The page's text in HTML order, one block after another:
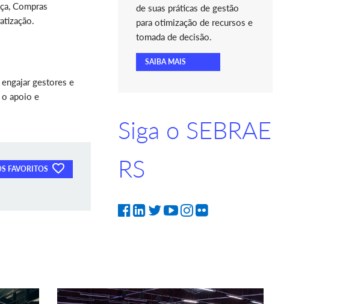
Compras
gestores e
o apoio e
FAVORITOS
de suas práticas de gestão
para otimização de recursos e
tomada de decisão.
SAIBA MAIS
Siga o SEBRAE
RS